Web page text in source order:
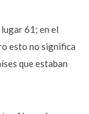
61; en el
esto no significa
que estaban